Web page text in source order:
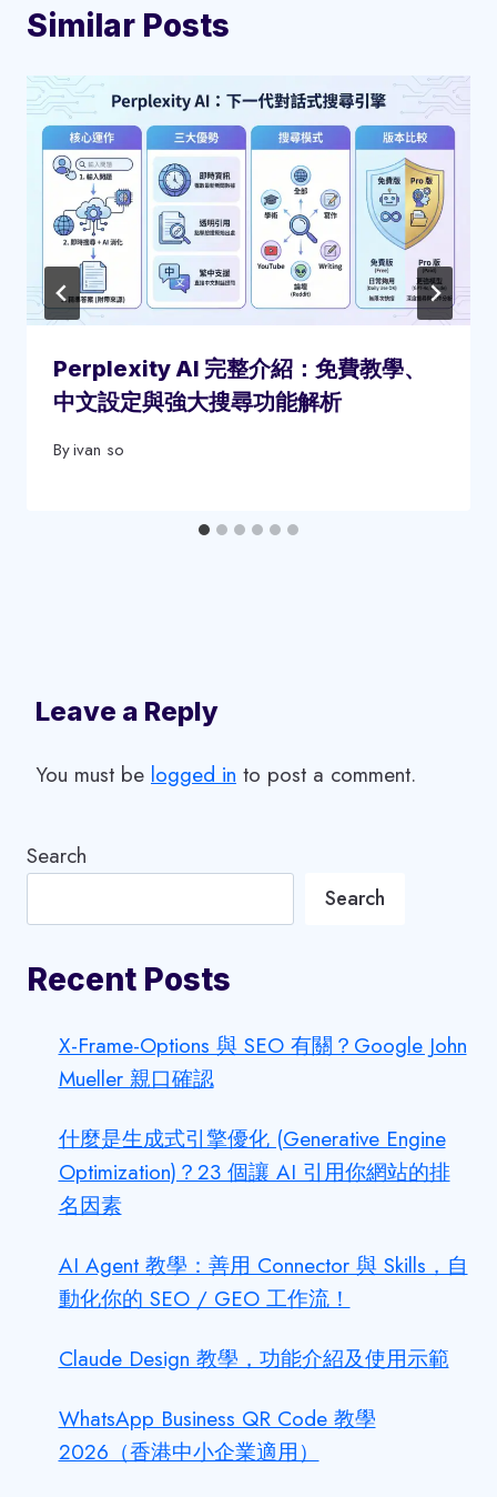
Similar Posts
Perplexity AI 完整介紹：免費教學、
中文設定與強大搜尋功能解析
Byivan so
Leave a Reply
You must be logged in to post a comment.
Search
Search
Recent Posts
X-Frame-Options 與 SEO 有關？Google John
Mueller 親口確認
什麼是生成式引擎優化 (Generative Engine
Optimization)？23 個讓 AI 引用你網站的排
名因素
AI Agent 教學：善用 Connector 與 Skills，自
動化你的 SEO / GEO 工作流！
Claude Design 教學，功能介紹及使用示範
WhatsApp Business QR Code 教學
2026（香港中小企業適用）